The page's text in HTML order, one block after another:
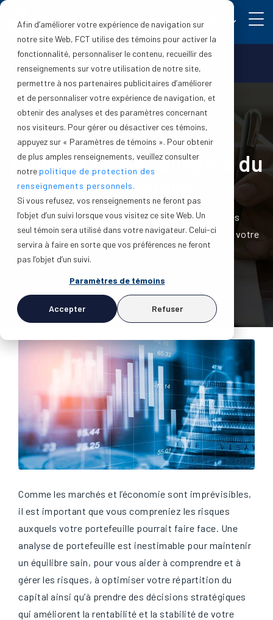
Afin d’améliorer votre expérience de navigation sur
notre site Web, FCT utilise des témoins pour activer la
fonctionnalité, personnaliser le contenu, recueillir des
renseignements sur votre utilisation de notre site,
permettre à nos partenaires publicitaires d’améliorer
et de personnaliser votre expérience de navigation, et
obtenir des analyses et des paramètres concernant
nos visiteurs. Pour gérer ou désactiver ces témoins,
appuyez sur « Paramètres de témoins ». Pour obtenir
de plus amples renseignements, veuillez consulter
notre politique de protection des
renseignements personnels.
Si vous refusez, vos renseignements ne feront pas
l’objet d’un suivi lorsque vous visitez ce site Web. Un
seul témoin sera utilisé dans votre navigateur. Celui-ci
servira à faire en sorte que vos préférences ne feront
pas l’objet d’un suivi.
Paramètres de témoins
Accepter Refuser
Faire une Réclamation Login
Analyse et surveillance du
portefeuille
Faites-vous un suivi actif de votre portefeuille et des
renouvellements? Avez-vous une vue d’ensemble de votre
portefeuille d’affaires?
Comme les marchés et l’économie sont imprévisibles,
il est important que vous compreniez les risques
auxquels votre portefeuille pourrait faire face. Une
analyse de portefeuille est inestimable pour maintenir
un équilibre sain, pour vous aider à comprendre et à
gérer les risques, à optimiser votre répartition du
capital ainsi qu’à prendre des décisions stratégiques
qui améliorent la rentabilité et la stabilité de votre